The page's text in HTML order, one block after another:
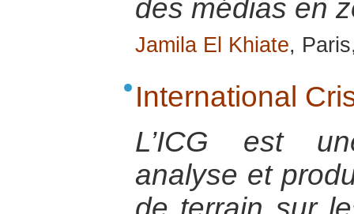
des médias en
Jamila El Khiate,
International
L’ICG est
analyse et